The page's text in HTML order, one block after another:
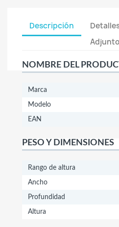
Descripción
NOMBRE DEL
Marca
Modelo
EAN
PESO Y DIMENSIONES
Rango de altura
Ancho
Profundidad
Altura